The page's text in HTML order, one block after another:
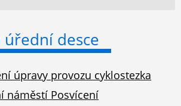
desce
úpravy provozu cyklostezka
náměstí Posvícení